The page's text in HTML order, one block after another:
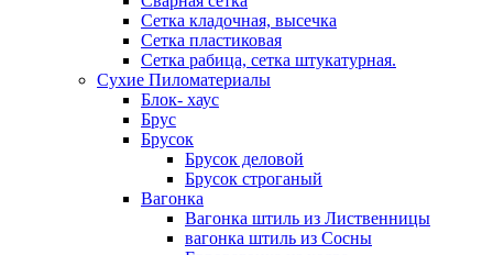
Сетка кладочная, высечка
Сетка пластиковая
Сетка рабица, сетка штукатурная.
Сухие Пиломатериалы
Блок- хаус
Брус
Брусок
Брусок деловой
Брусок строганый
Вагонка
Вагонка штиль из Лиственницы
вагонка штиль из Сосны